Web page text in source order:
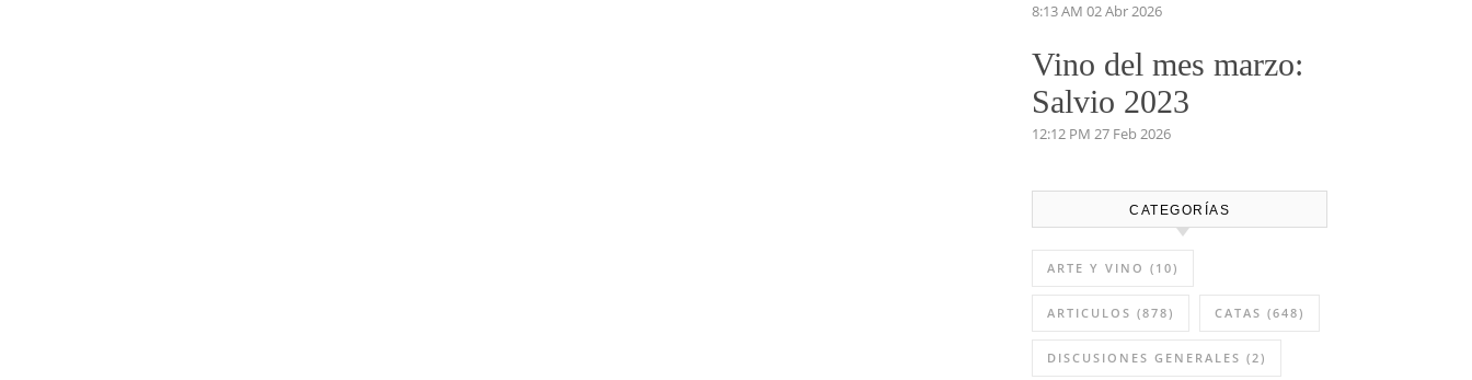
8:13 AM 02 Abr 2026
Vino del mes marzo:
Salvio 2023
12:12 PM 27 Feb 2026
CATEGORÍAS
ARTE Y VINO (10)
ARTICULOS (878) CATAS (648)
DISCUSIONES GENERALES (2)